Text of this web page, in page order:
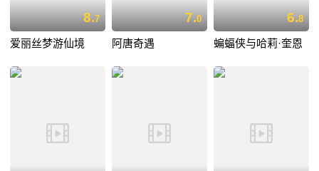
8.7
爱丽丝梦游仙境
7.0
阿唐奇遇
6.8
蝙蝠侠与哈莉·奎恩